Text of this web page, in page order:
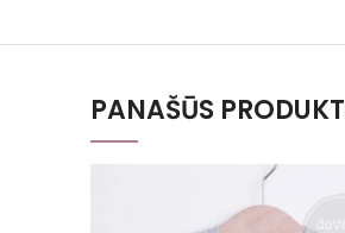
PANAŠŪS